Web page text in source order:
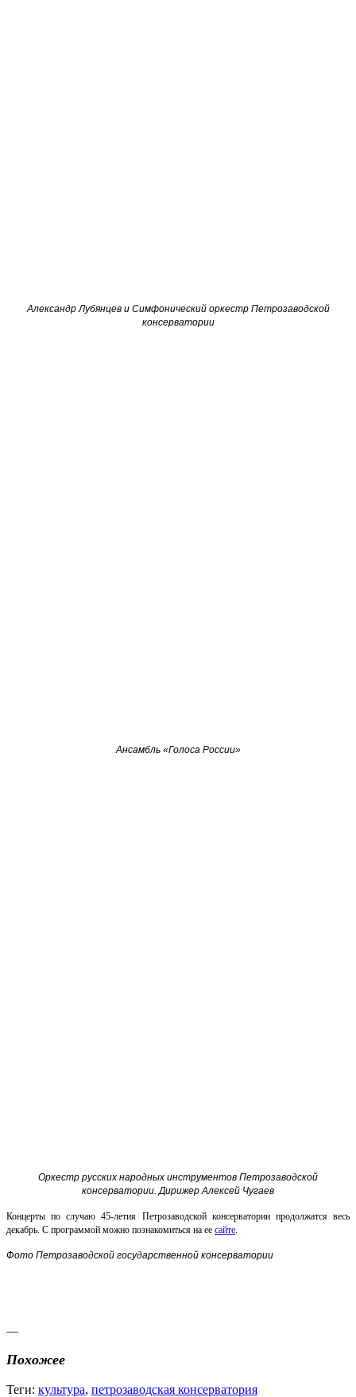
Александр Лубянцев и Симфонический оркестр Петрозаводской
консерватории
Ансамбль «Голоса России»
Оркестр русских народных инструментов Петрозаводской
консерватории. Дирижер Алексей Чугаев
Концерты по случаю 45-летия Петрозаводской консерватории продолжатся весь
декабрь. С программой можно познакомиться на ее сайте.
Фото Петрозаводской государственной консерватории
—
Похожее
Теги: культура, петрозаводская консерватория